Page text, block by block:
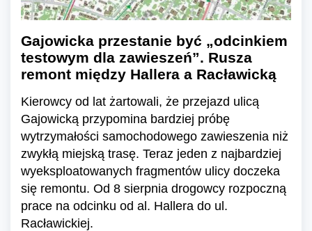
Gajowicka przestanie być „odcinkiem
testowym dla zawieszeń”. Rusza
remont między Hallera a Racławicką
Kierowcy od lat żartowali, że przejazd ulicą
Gajowicką przypomina bardziej próbę
wytrzymałości samochodowego zawieszenia niż
zwykłą miejską trasę. Teraz jeden z najbardziej
wyeksploatowanych fragmentów ulicy doczeka
się remontu. Od 8 sierpnia drogowcy rozpoczną
prace na odcinku od al. Hallera do ul.
Racławickiej.